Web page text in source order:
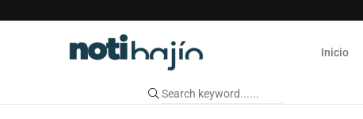
Inicio